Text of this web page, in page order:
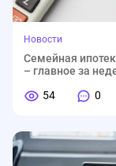
Новости
Семейная
– главное за
54
0